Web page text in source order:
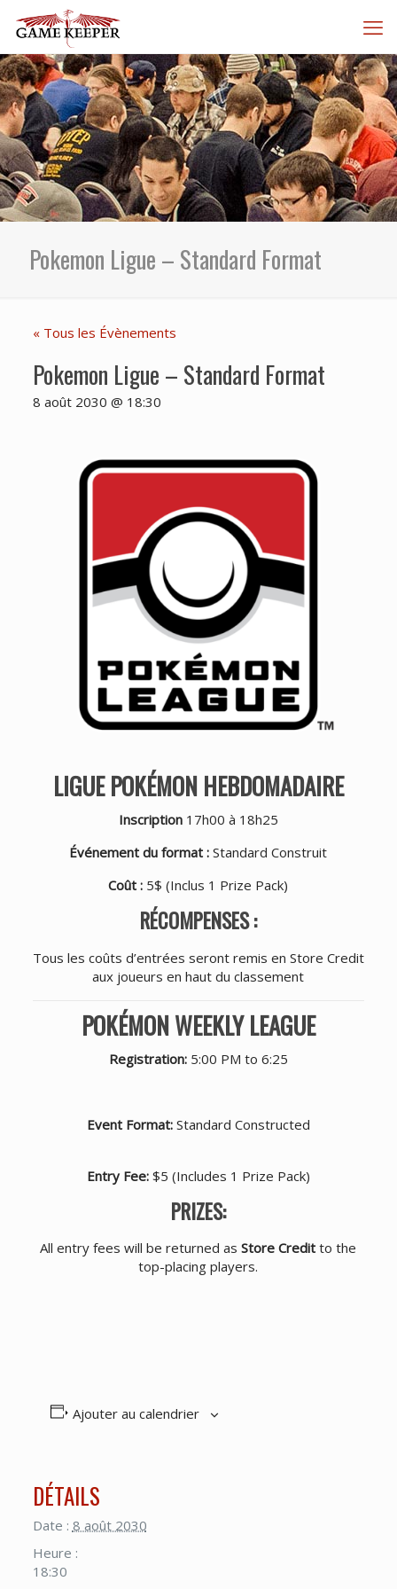
Pokemon Ligue – Standard Format
« Tous les Évènements
Pokemon Ligue – Standard Format
8 août 2030 @ 18:30
LIGUE POKÉMON HEBDOMADAIRE
Inscription 17h00 à 18h25
Événement du format :Standard Construit
Coût : 5$ (Inclus 1 Prize Pack)
RÉCOMPENSES :
Tous les coûts d’entrées seront remis en Store Credit
aux joueurs en haut du classement
POKÉMON WEEKLY LEAGUE
Registration:5:00 PM to 6:25
Event Format:Standard Constructed
Entry Fee:$5 (Includes 1 Prize Pack)
PRIZES:
All entry fees will be returned asStore Credit to the
top-placing players.
Ajouter au calendrier
DÉTAILS
Date : 8 août 2030
Heure :
18:30